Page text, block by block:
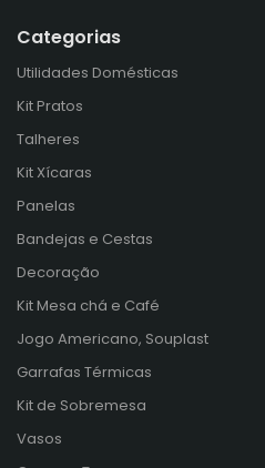
Categorias
Utilidades Domésticas
Kit Pratos
Talheres
Kit Xícaras
Panelas
Bandejas e Cestas
Decoração
Kit Mesa chá e Café
Jogo Americano, Souplast
Garrafas Térmicas
Kit de Sobremesa
Vasos